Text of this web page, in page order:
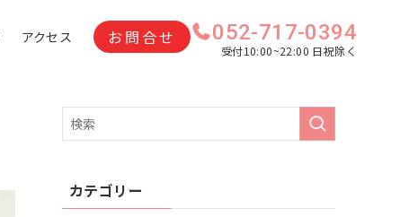
アクセス お問合せ 052-717-0394
受付10:00~22:00 日祝除く
カテゴリー